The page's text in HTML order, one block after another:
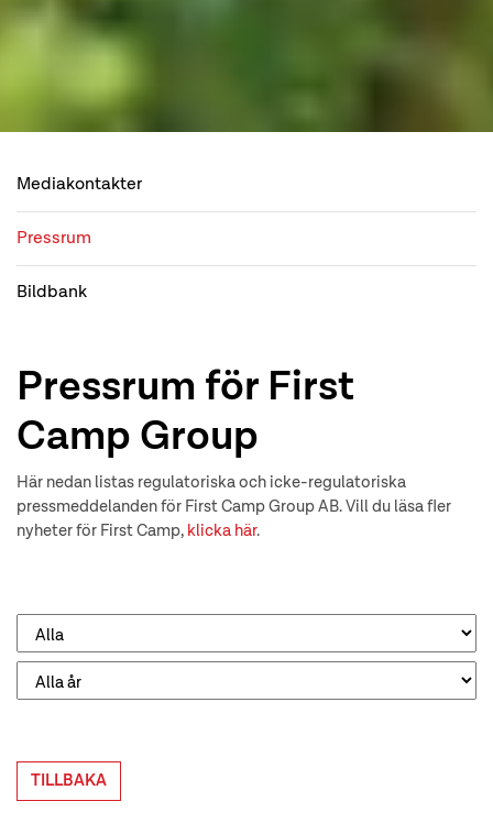
Mediakontakter
Pressrum
Bildbank
Pressrum för First
Camp Group
Här nedan listas regulatoriska och icke-regulatoriska
pressmeddelanden för First Camp Group AB. Vill du läsa fler
nyheter för First Camp, klicka här.
TILLBAKA